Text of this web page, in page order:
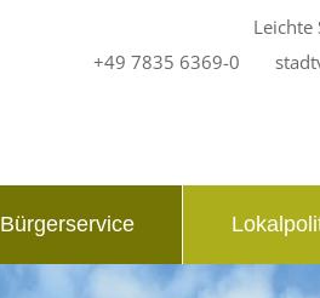
+49 7835 6369-0
Leichte
Bürgerservice